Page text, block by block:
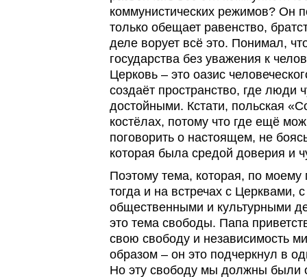
коммунистических режимов? Он
только обещает равенство,
деле ворует всё это. Понимал,
государства без уважения к
Церковь – это оазис
создаёт пространство, где люди
достойными. Кстати, польская
костёлах, потому что где ещё
поговорить о настоящем, не
которая была средой доверия и
Поэтому тема, которая, по
тогда и на встречах с Церквами,
общественными и культурными
это тема свободы. Папа
свою свободу и независимость
образом – он это подчеркнул в
Но эту свободу мы должны были